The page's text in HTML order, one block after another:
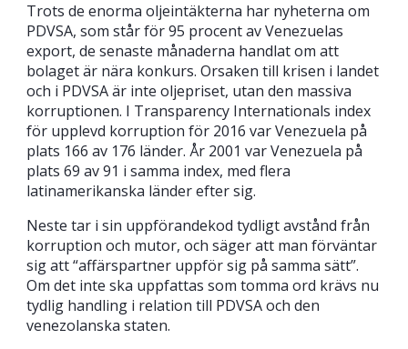
Trots de enorma oljeintäkterna har nyheterna om
PDVSA, som står för 95 procent av Venezuelas
export, de senaste månaderna handlat om att
bolaget är nära konkurs. Orsaken till krisen i landet
och i PDVSA är inte oljepriset, utan den massiva
korruptionen. I Transparency Internationals index
för upplevd korruption för 2016 var Venezuela på
plats 166 av 176 länder. År 2001 var Venezuela på
plats 69 av 91 i samma index, med flera
latinamerikanska länder efter sig.
Neste tar i sin uppförandekod tydligt avstånd från
korruption och mutor, och säger att man förväntar
sig att “affärspartner uppför sig på samma sätt”.
Om det inte ska uppfattas som tomma ord krävs nu
tydlig handling i relation till PDVSA och den
venezolanska staten.